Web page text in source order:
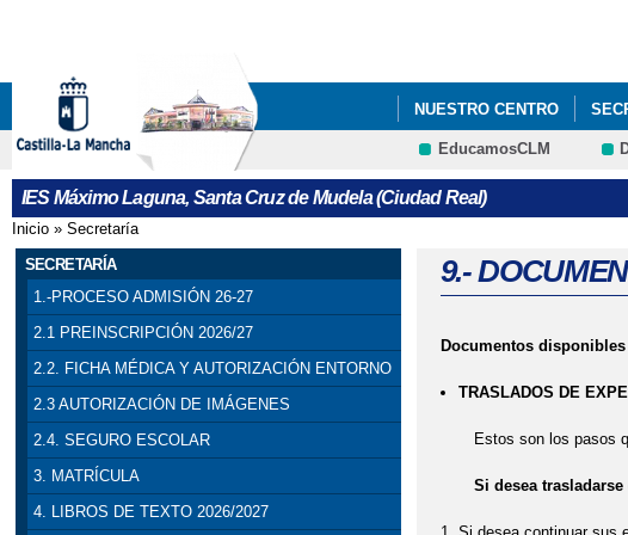
NUESTRO CENTRO
- PADLET DE RADIO Y TV
EducamosCLM
IES Máximo Laguna, Santa Cruz de Mudela (Ciudad Real)
Se encuentra usted aquí
Inicio » Secretaría
SECRETARÍA
1.-PROCESO ADMISIÓN 26-27
2.1 PREINSCRIPCIÓN 2026/27
2.2. FICHA MÉDICA Y AUTORIZACIÓN ENTORNO
2.3 AUTORIZACIÓN DE IMÁGENES
2.4. SEGURO ESCOLAR
3. MATRÍCULA
4. LIBROS DE TEXTO 2026/2027
9.-
Documentos
TRASLADOS DE
Estos son los pasos
Si desea trasladarse